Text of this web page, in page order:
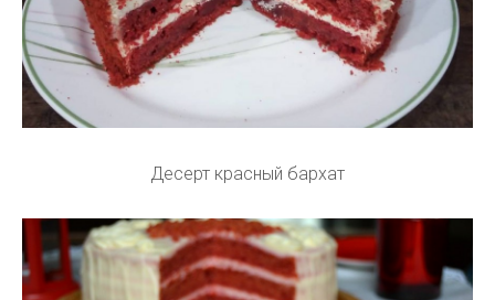
Десерт красный бархат